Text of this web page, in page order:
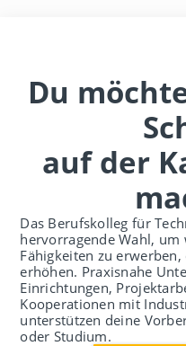
Du
auf der
Das Berufskolleg für
hervorragende Wahl,
Fähigkeiten zu
erhöhen. Praxisnahe
Einrichtungen,
Kooperationen mit
unterstützen deine
oder Studium.